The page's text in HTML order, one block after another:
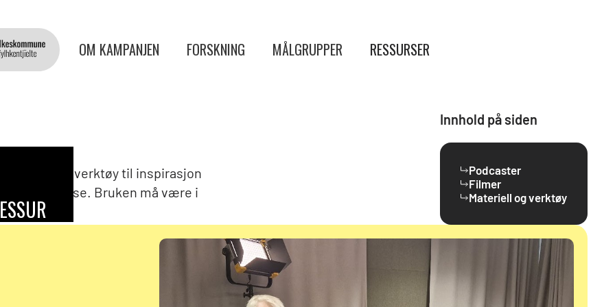
OM KAMPANJEN FORSKNING MÅLGRUPPER RESSURSER
og verktøy til inspirasjon
helse. Bruken må være i
Innhold på siden
Podcaster
Filmer
Materiell og verktøy